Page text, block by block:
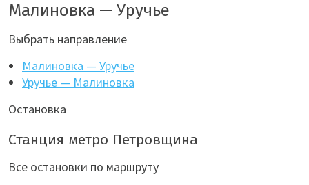
Малиновка — Уручье
Выбрать направление
Малиновка — Уручье
Уручье — Малиновка
Остановка
Станция метро Петровщина
Все остановки по маршруту